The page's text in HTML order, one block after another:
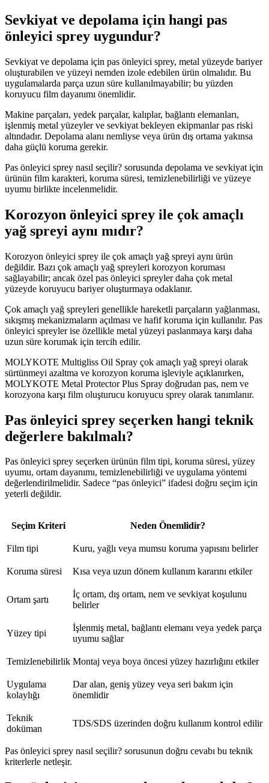
Sevkiyat ve depolama için hangi pas
önleyici sprey uygundur?
Sevkiyat ve depolama için pas önleyici sprey, metal yüzeyde bariyer
oluşturabilen ve yüzeyi nemden izole edebilen ürün olmalıdır. Bu
uygulamalarda parça uzun süre kullanılmayabilir; bu yüzden
koruyucu film dayanımı önemlidir.
Makine parçaları, yedek parçalar, kalıplar, bağlantı elemanları,
işlenmiş metal yüzeyler ve sevkiyat bekleyen ekipmanlar pas riski
altındadır. Depolama alanı nemliyse veya ürün dış ortama yakınsa
daha güçlü koruma gerekir.
Pas önleyici sprey nasıl seçilir? sorusunda depolama ve sevkiyat için
ürünün film karakteri, koruma süresi, temizlenebilirliği ve yüzeye
uyumu birlikte incelenmelidir.
Korozyon önleyici sprey ile çok amaçlı
yağ spreyi aynı mıdır?
Korozyon önleyici sprey ile çok amaçlı yağ spreyi aynı ürün
değildir. Bazı çok amaçlı yağ spreyleri korozyon koruması
sağlayabilir; ancak özel pas önleyici spreyler daha çok metal
yüzeyde koruyucu bariyer oluşturmaya odaklanır.
Çok amaçlı yağ spreyleri genellikle hareketli parçaların yağlanması,
sıkışmış mekanizmaların açılması ve hafif koruma için kullanılır. Pas
önleyici spreyler ise özellikle metal yüzeyi paslanmaya karşı daha
uzun süre korumak için tercih edilir.
MOLYKOTE Multigliss Oil Spray çok amaçlı yağ spreyi olarak
sürtünmeyi azaltma ve korozyon koruma işleviyle açıklanırken,
MOLYKOTE Metal Protector Plus Spray doğrudan pas, nem ve
korozyona karşı film oluşturucu koruyucu sprey olarak tanımlanır.
Pas önleyici sprey seçerken hangi teknik
değerlere bakılmalı?
Pas önleyici sprey seçerken ürünün film tipi, koruma süresi, yüzey
uyumu, ortam dayanımı, temizlenebilirliği ve uygulama yöntemi
değerlendirilmelidir. Sadece “pas önleyici” ifadesi doğru seçim için
yeterli değildir.
Seçim Kriteri Neden Önemlidir?
Film tipi Kuru, yağlı veya mumsu koruma yapısını belirler
Koruma süresi Kısa veya uzun dönem kullanım kararını etkiler
Ortam şartı
İç ortam, dış ortam, nem ve sevkiyat koşulunu
belirler
Yüzey tipi
İşlenmiş metal, bağlantı elemanı veya yedek parça
uyumu sağlar
Temizlenebilirlik Montaj veya boya öncesi yüzey hazırlığını etkiler
Uygulama
kolaylığı
Dar alan, geniş yüzey veya seri bakım için
önemlidir
Teknik
doküman
TDS/SDS üzerinden doğru kullanım kontrol edilir
Pas önleyici sprey nasıl seçilir? sorusunun doğru cevabı bu teknik
kriterlerle netleşir.